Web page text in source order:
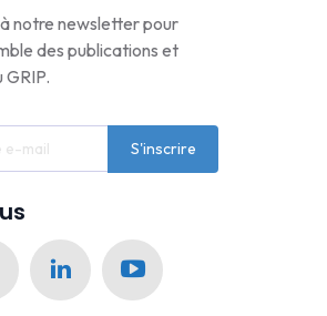
notre newsletter pour
des publications et
S'inscrire